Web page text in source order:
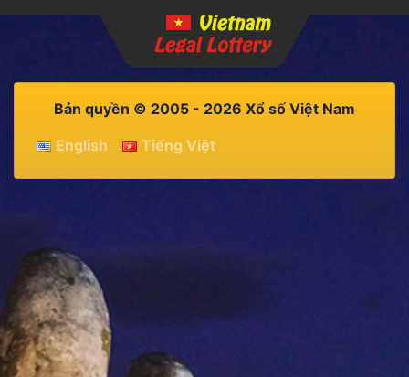
Bản quyền © 2005 - 2026 Xổ số Việt Nam
English
Tiếng Việt